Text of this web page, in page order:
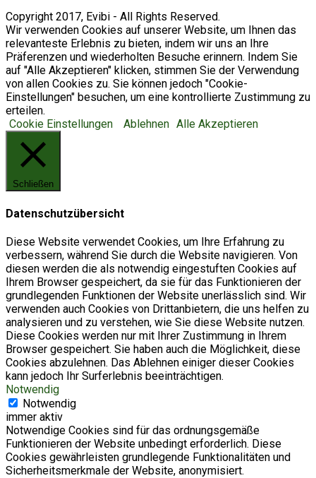
Copyright 2017, Evibi - All Rights Reserved.
Wir verwenden Cookies auf unserer Website, um Ihnen das
relevanteste Erlebnis zu bieten, indem wir uns an Ihre
Präferenzen und wiederholten Besuche erinnern. Indem Sie
auf "Alle Akzeptieren" klicken, stimmen Sie der Verwendung
von allen Cookies zu. Sie können jedoch "Cookie-
Einstellungen" besuchen, um eine kontrollierte Zustimmung zu
erteilen.
Cookie Einstellungen
Ablehnen Alle Akzeptieren
Schließen
Datenschutzübersicht
Diese Website verwendet Cookies, um Ihre Erfahrung zu
verbessern, während Sie durch die Website navigieren. Von
diesen werden die als notwendig eingestuften Cookies auf
Ihrem Browser gespeichert, da sie für das Funktionieren der
grundlegenden Funktionen der Website unerlässlich sind. Wir
verwenden auch Cookies von Drittanbietern, die uns helfen zu
analysieren und zu verstehen, wie Sie diese Website nutzen.
Diese Cookies werden nur mit Ihrer Zustimmung in Ihrem
Browser gespeichert. Sie haben auch die Möglichkeit, diese
Cookies abzulehnen. Das Ablehnen einiger dieser Cookies
kann jedoch Ihr Surferlebnis beeinträchtigen.
Notwendig
Notwendig
immer aktiv
Notwendige Cookies sind für das ordnungsgemäße
Funktionieren der Website unbedingt erforderlich. Diese
Cookies gewährleisten grundlegende Funktionalitäten und
Sicherheitsmerkmale der Website, anonymisiert.